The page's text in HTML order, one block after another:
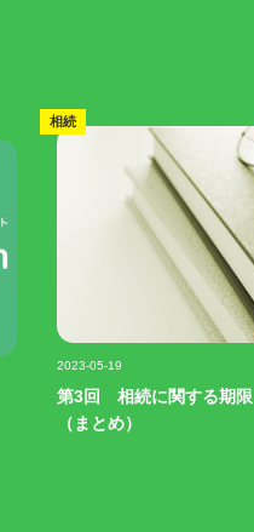
相続
2023-05-19
第3回 相続に関する期限
（まとめ）